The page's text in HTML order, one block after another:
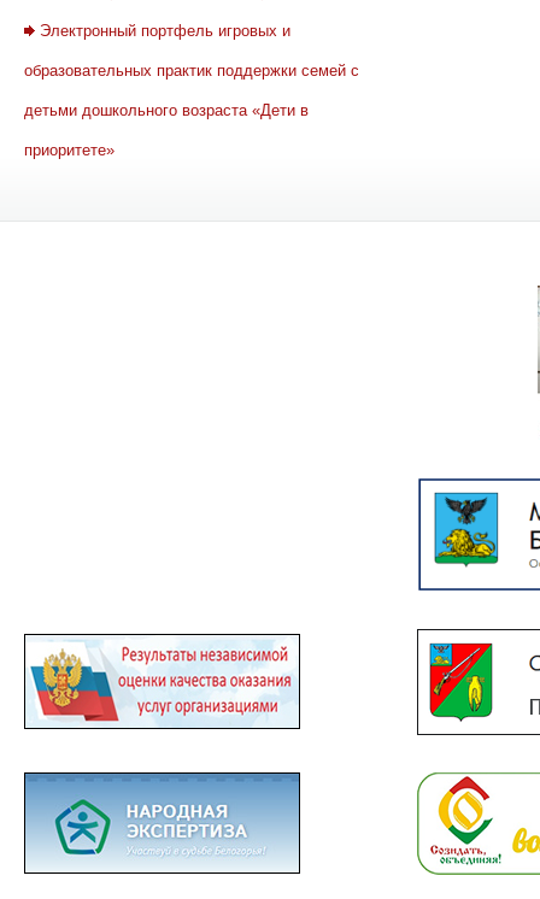
Электронный портфель игровых и
образовательных практик поддержки семей с
детьми дошкольного возраста «Дети в
приоритете»